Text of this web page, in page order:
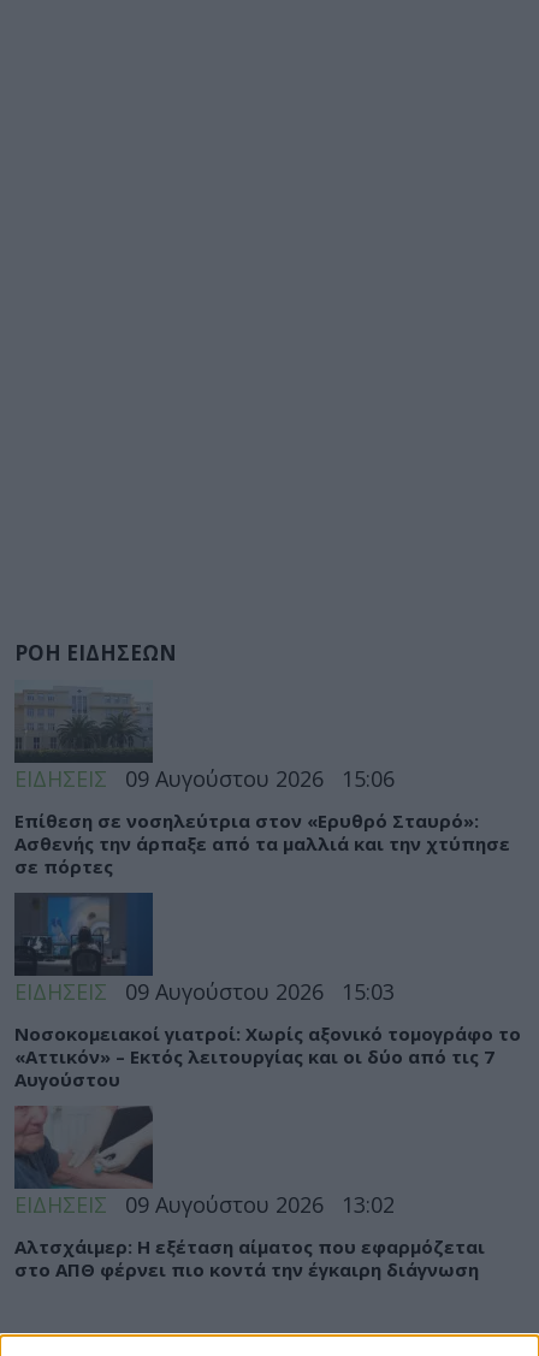
ΡΟΗ ΕΙΔΗΣΕΩΝ
ΕΙΔΗΣΕΙΣ 09 Αυγούστου 2026 15:06
Eπίθεση σε νοσηλεύτρια στον «Ερυθρό Σταυρό»:
Ασθενής την άρπαξε από τα μαλλιά και την χτύπησε
σε πόρτες
ΕΙΔΗΣΕΙΣ 09 Αυγούστου 2026 15:03
Νοσοκομειακοί γιατροί: Χωρίς αξονικό τομογράφο το
«Αττικόν» – Εκτός λειτουργίας και οι δύο από τις 7
Αυγούστου
ΕΙΔΗΣΕΙΣ 09 Αυγούστου 2026 13:02
Αλτσχάιμερ: Η εξέταση αίματος που εφαρμόζεται
στο ΑΠΘ φέρνει πιο κοντά την έγκαιρη διάγνωση